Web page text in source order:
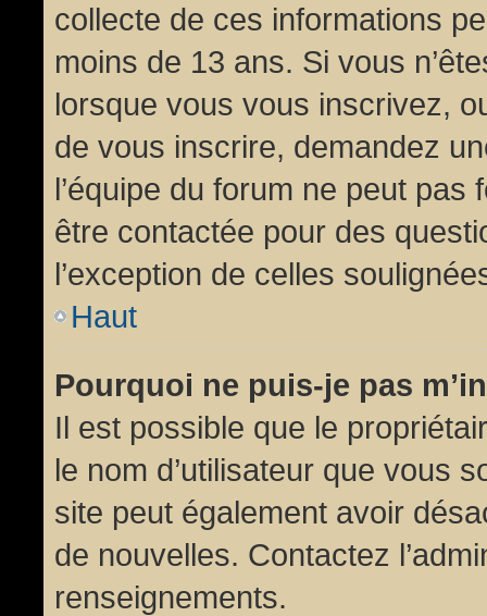
collecte de ces informations
moins de 13 ans. Si vous
lorsque vous vous inscrivez,
de vous inscrire, demandez
l’équipe du forum ne peut
être contactée pour des
l’exception de celles
Haut
Pourquoi ne puis-je pas
Il est possible que le
le nom d’utilisateur que vous
site peut également avoir
de nouvelles. Contactez
renseignements.